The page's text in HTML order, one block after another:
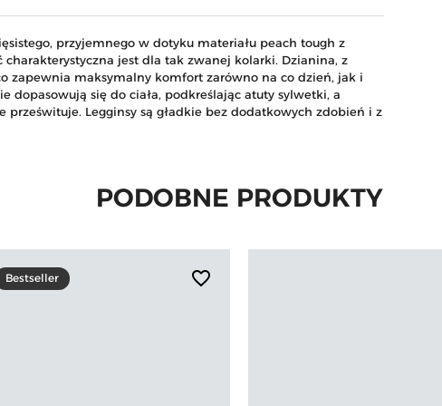
przyjemnego w dotyku materiału peach tough z
charakterystyczna jest dla tak zwanej kolarki. Dzianina, z
zapewnia maksymalny komfort zarówno na co dzień, jak i
dopasowują się do ciała, podkreślając atuty sylwetki, a
Legginsy są gładkie bez dodatkowych zdobień i z
PODOBNE PRODUKTY
Bestseller favorite_border